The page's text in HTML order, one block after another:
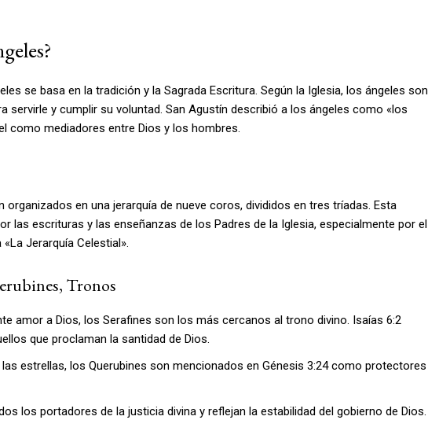
se basa en la tradición y la Sagrada Escritura. Según la Iglesia, los ángeles son
servirle y cumplir su voluntad. San Agustín describió a los ángeles como «los
como mediadores entre Dios y los hombres.
organizados en una jerarquía de nueve coros, divididos en tres tríadas. Esta
las escrituras y las enseñanzas de los Padres de la Iglesia, especialmente por el
Jerarquía Celestial».
Tronos
amor a Dios, los Serafines son los más cercanos al trono divino. Isaías 6:2
que proclaman la santidad de Dios.
las estrellas, los Querubines son mencionados en Génesis 3:24 como protectores
los portadores de la justicia divina y reflejan la estabilidad del gobierno de Dios.